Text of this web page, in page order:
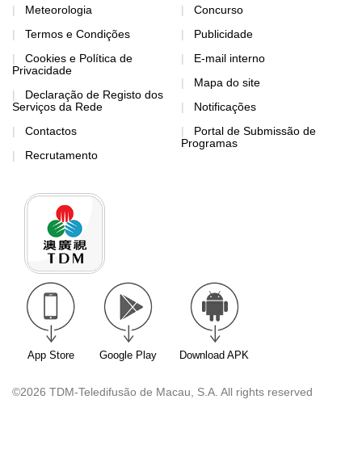
Meteorologia
Termos e Condições
Cookies e Política de
Privacidade
Declaração de Registo dos
Serviços da Rede
Contactos
Recrutamento
Concurso
Publicidade
E-mail interno
Mapa do site
Notificações
Portal de Submissão de
Programas
App Store Google Play Download APK
©2026 TDM-Teledifusão de Macau, S.A. All rights reserved